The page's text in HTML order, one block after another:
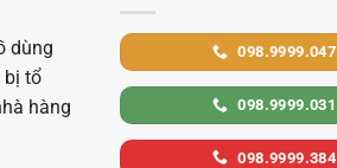
dùng
bị tổ
hàng
098.9999.047
098.9999.031
098.9999.384